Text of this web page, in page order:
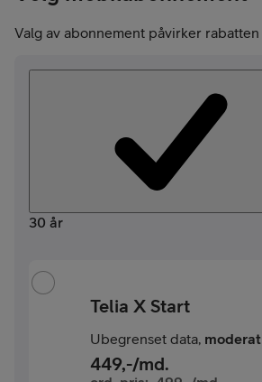
Valg av abonnement påvirker rabatten
30 år
Telia X Start
Ubegrenset data, moderat
449,-/md.